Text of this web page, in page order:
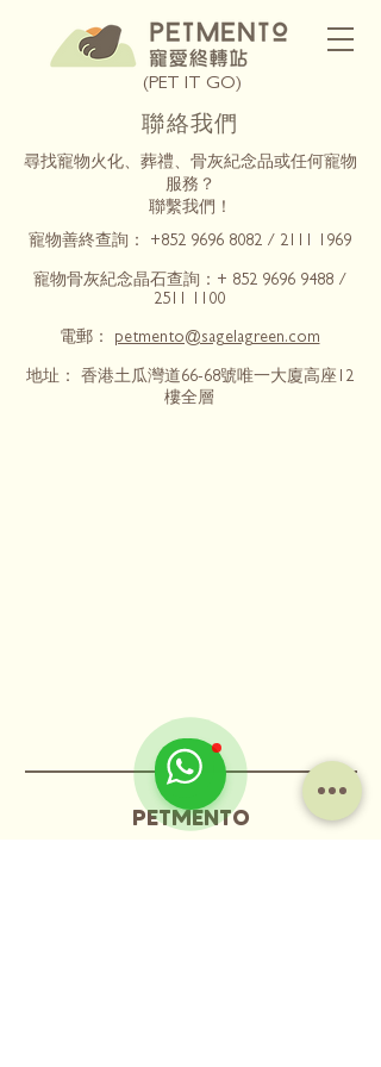
(PET IT GO)
聯絡我們
尋找寵物火化、葬禮、骨灰紀念品或任何寵物
服務？
聯繫我們！
寵物善終查詢： +852 9696 8082/ 2111 1969
寵物骨灰紀念晶石查詢：+ 852 9696 9488/
2511 1100
電郵： petmento@sagelagreen.com
地址： 香港土瓜灣道66-68號唯一大廈高座12
樓全層
PETMENTO